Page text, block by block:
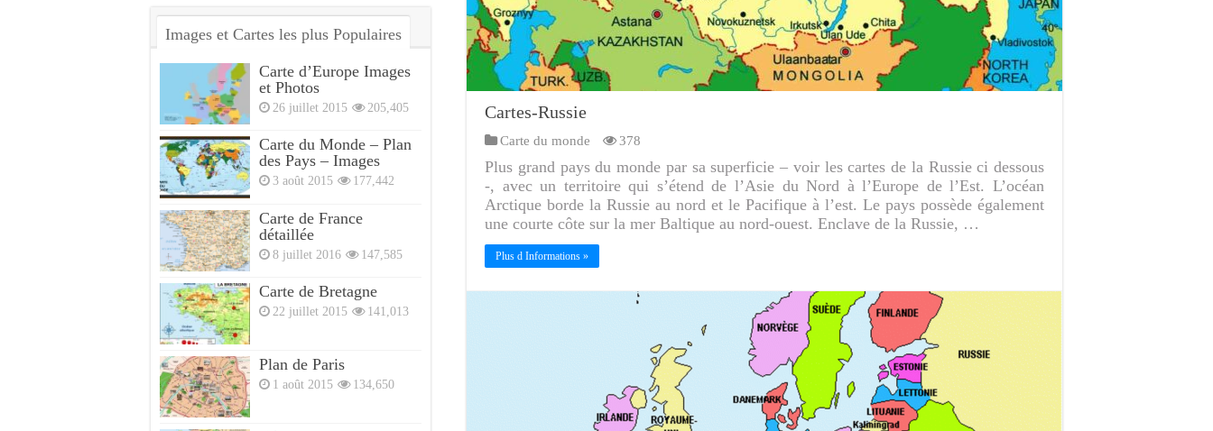
Cartes-Russie
Carte du monde 378
Plus grand pays du monde par sa superficie – voir les cartes de la Russie ci dessous
-, avec un territoire qui s’étend de l’Asie du Nord à l’Europe de l’Est. L’océan
Arctique borde la Russie au nord et le Pacifique à l’est. Le pays possède également
une courte côte sur la mer Baltique au nord-ouest. Enclave de la Russie, …
Plus d Informations »
Images et Cartes les plus Populaires
Carte d’Europe Images
et Photos
26 juillet 2015 205,405
Carte du Monde – Plan
des Pays – Images
3 août 2015 177,442
Carte de France
détaillée
8 juillet 2016 147,585
Carte de Bretagne
22 juillet 2015 141,013
Plan de Paris
1 août 2015 134,650